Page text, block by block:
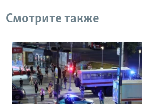
Смотрите также